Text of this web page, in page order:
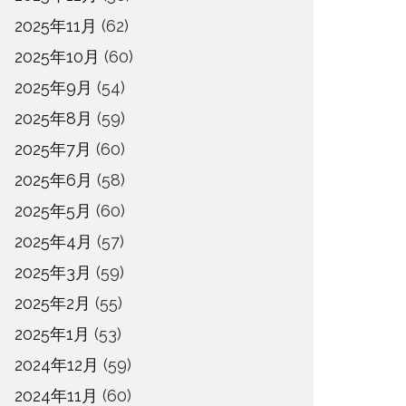
2025年11月 (62)
2025年10月 (60)
2025年9月 (54)
2025年8月 (59)
2025年7月 (60)
2025年6月 (58)
2025年5月 (60)
2025年4月 (57)
2025年3月 (59)
2025年2月 (55)
2025年1月 (53)
2024年12月 (59)
2024年11月 (60)